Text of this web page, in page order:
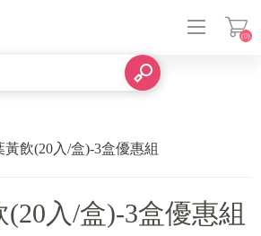
(0)
黃飲(20入/盒)-3盒優惠組
(20入/盒)-3盒優惠組